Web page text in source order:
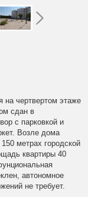
на чертвертом этаже
сдан в
с парковкой и
Возле дома
метрах городской
квартиры 40
автономное
не требует.